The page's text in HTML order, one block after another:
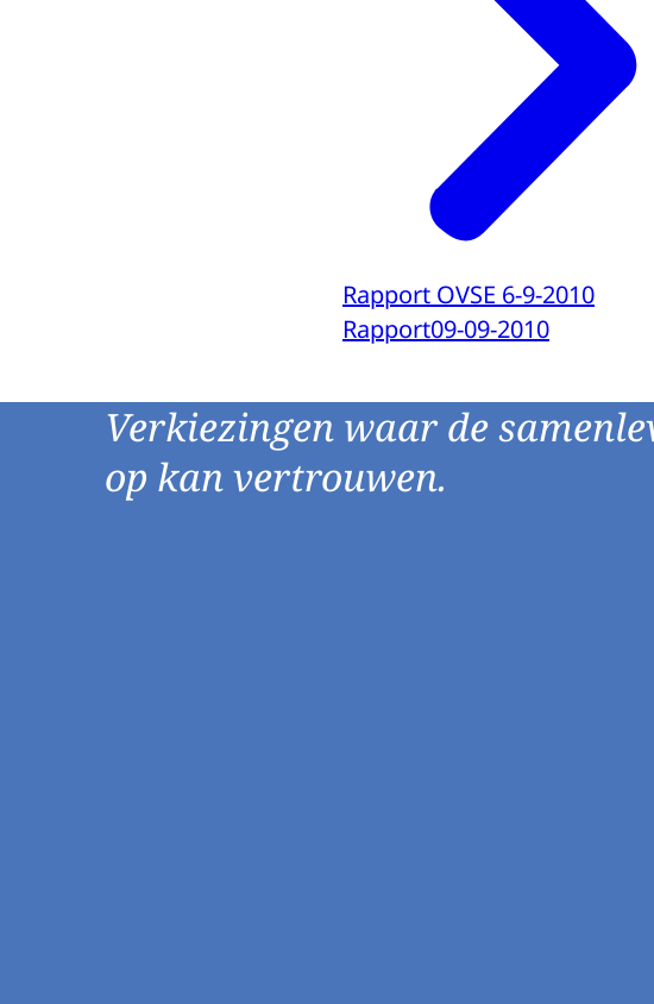
Rapport OVSE 6-9-2010
Rapport09-09-2010
Verkiezingen waar de
op kan vertrouwen.